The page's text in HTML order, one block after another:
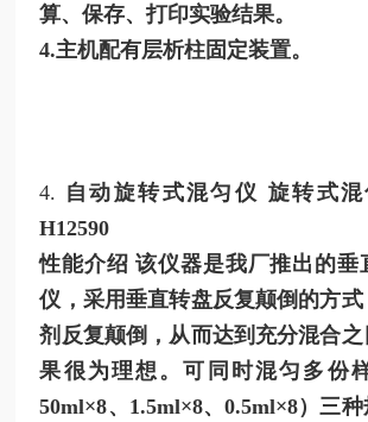
算、保存、打印实验结果。
4.主机配有层析柱固定装置。
4. 自动旋转式混匀仪 旋转式混
H12590
性能介绍 该仪器是我厂推出的垂
仪，采用垂直转盘反复颠倒的方
剂反复颠倒，从而达到充分混合
果很为理想。可同时混匀多份
50ml×8、1.5ml×8、0.5ml×8）三